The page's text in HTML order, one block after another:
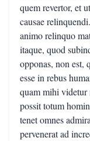
quem revertor, et
causae
animo relinquo
itaque, quod
opponas, non est,
esse in rebus
quam mihi videtur
possit totum
tenet omnes
pervenerat ad